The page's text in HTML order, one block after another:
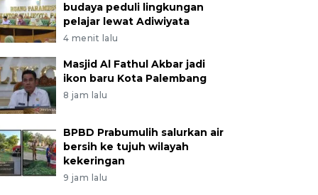
budaya peduli lingkungan
pelajar lewat Adiwiyata
4 menit lalu
Masjid Al Fathul Akbar jadi
ikon baru Kota Palembang
8 jam lalu
BPBD Prabumulih salurkan air
bersih ke tujuh wilayah
kekeringan
9 jam lalu